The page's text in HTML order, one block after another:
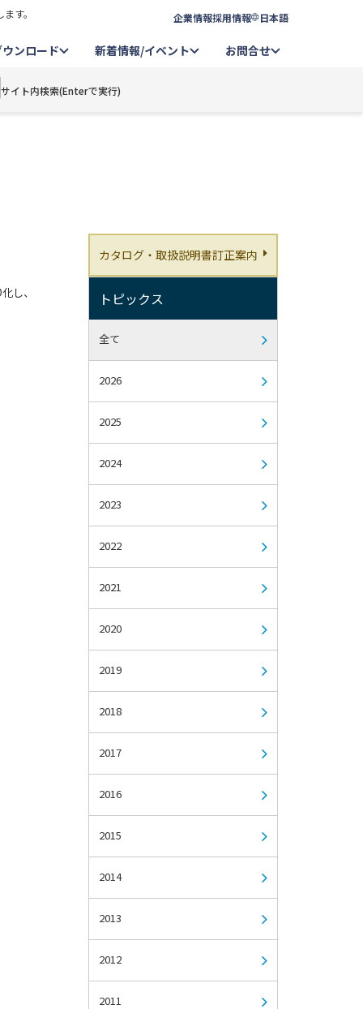
す。 企業情報採用情報 日本語
ウンロード 新着情報/イベント お問合せ
サイト内検索(Enterで実行)
し、
カタログ・取扱説明書訂正案内
トピックス
全て
2026
2025
2024
2023
2022
2021
2020
2019
2018
2017
2016
2015
2014
2013
2012
2011